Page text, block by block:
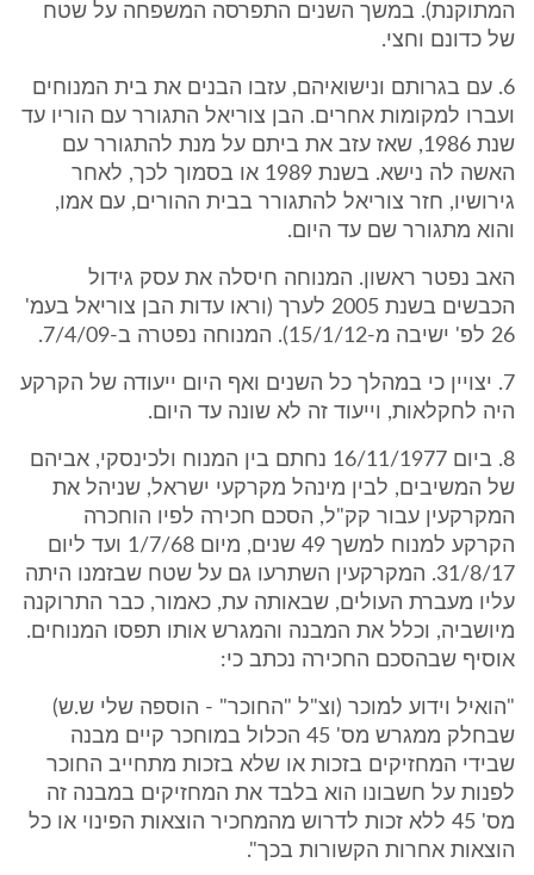
המתוקנת). במשך השנים התפרסה המשפחה על שטח
של כדונם וחצי.
6. עם בגרותם ונישואיהם, עזבו הבנים את בית המנוחים
ועברו למקומות אחרים. הבן צוריאל התגורר עם הוריו עד
שנת 1986, שאז עזב את ביתם על מנת להתגורר עם
האשה לה נישא. בשנת 1989 או בסמוך לכך, לאחר
גירושיו, חזר צוריאל להתגורר בבית ההורים, עם אמו,
והוא מתגורר שם עד היום.
האב נפטר ראשון. המנוחה חיסלה את עסק גידול
הכבשים בשנת 2005 לערך (וראו עדות הבן צוריאל בעמ'
26 לפ' ישיבה מ-15/1/12). המנוחה נפטרה ב-7/4/09.
7. יצויין כי במהלך כל השנים ואף היום ייעודה של הקרקע
היה לחקלאות, וייעוד זה לא שונה עד היום.
8. ביום 16/11/1977 נחתם בין המנוח ולכינסקי, אביהם
של המשיבים, לבין מינהל מקרקעי ישראל, שניהל את
המקרקעין עבור קק"ל, הסכם חכירה לפיו הוחכרה
הקרקע למנוח למשך 49 שנים, מיום 1/7/68 ועד ליום
31/8/17. המקרקעין השתרעו גם על שטח שבזמנו היתה
עליו מעברת העולים, שבאותה עת, כאמור, כבר התרוקנה
מיושביה, וכלל את המבנה והמגרש אותו תפסו המנוחים.
אוסיף שבהסכם החכירה נכתב כי:
"הואיל וידוע למוכר (וצ"ל "החוכר" - הוספה שלי ש.ש)
שבחלק ממגרש מס' 45 הכלול במוחכר קיים מבנה
שבידי המחזיקים בזכות או שלא בזכות מתחייב החוכר
לפנות על חשבונו הוא בלבד את המחזיקים במבנה זה
מס' 45 ללא זכות לדרוש מהמחכיר הוצאות הפינוי או כל
הוצאות אחרות הקשורות בכך".